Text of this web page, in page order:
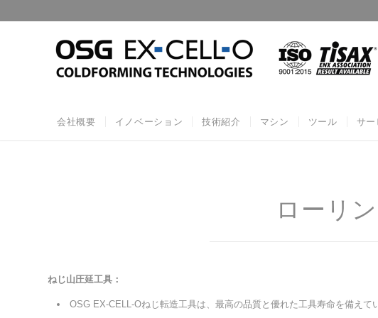
会社概要 イノベーション 技術紹介 マシン ツール サー
ローリ
ねじ山圧延工具：
OSG EX-CELL-Oねじ転造工具は、最高の品質と優れた工具寿命を備えて